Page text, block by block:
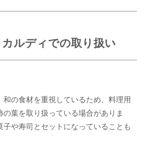
カルディでの取り扱い
の食材を重視しているため、料理用
の葉を取り扱っている場合がありま
子や寿司とセットになっていることも